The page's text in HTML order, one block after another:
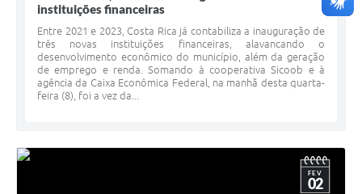
instituições financeiras
Entre 2021 e 2023, Costa Rica já contabiliza a inauguração de
três novas instituições financeiras, alavancando o
desenvolvimento econômico do município, além da geração
de emprego e renda. Somando à cooperativa Sicoob e à
agência da Caixa Econômica Federal, na manhã desta quarta-
feira (8), foi a vez da...
FEV
02